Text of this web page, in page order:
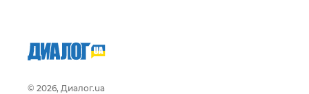
© 2026, Диалог.ua